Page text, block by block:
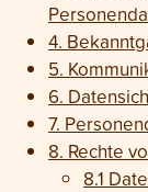
4.
5.
6.
7.
8. Rechte
8.1